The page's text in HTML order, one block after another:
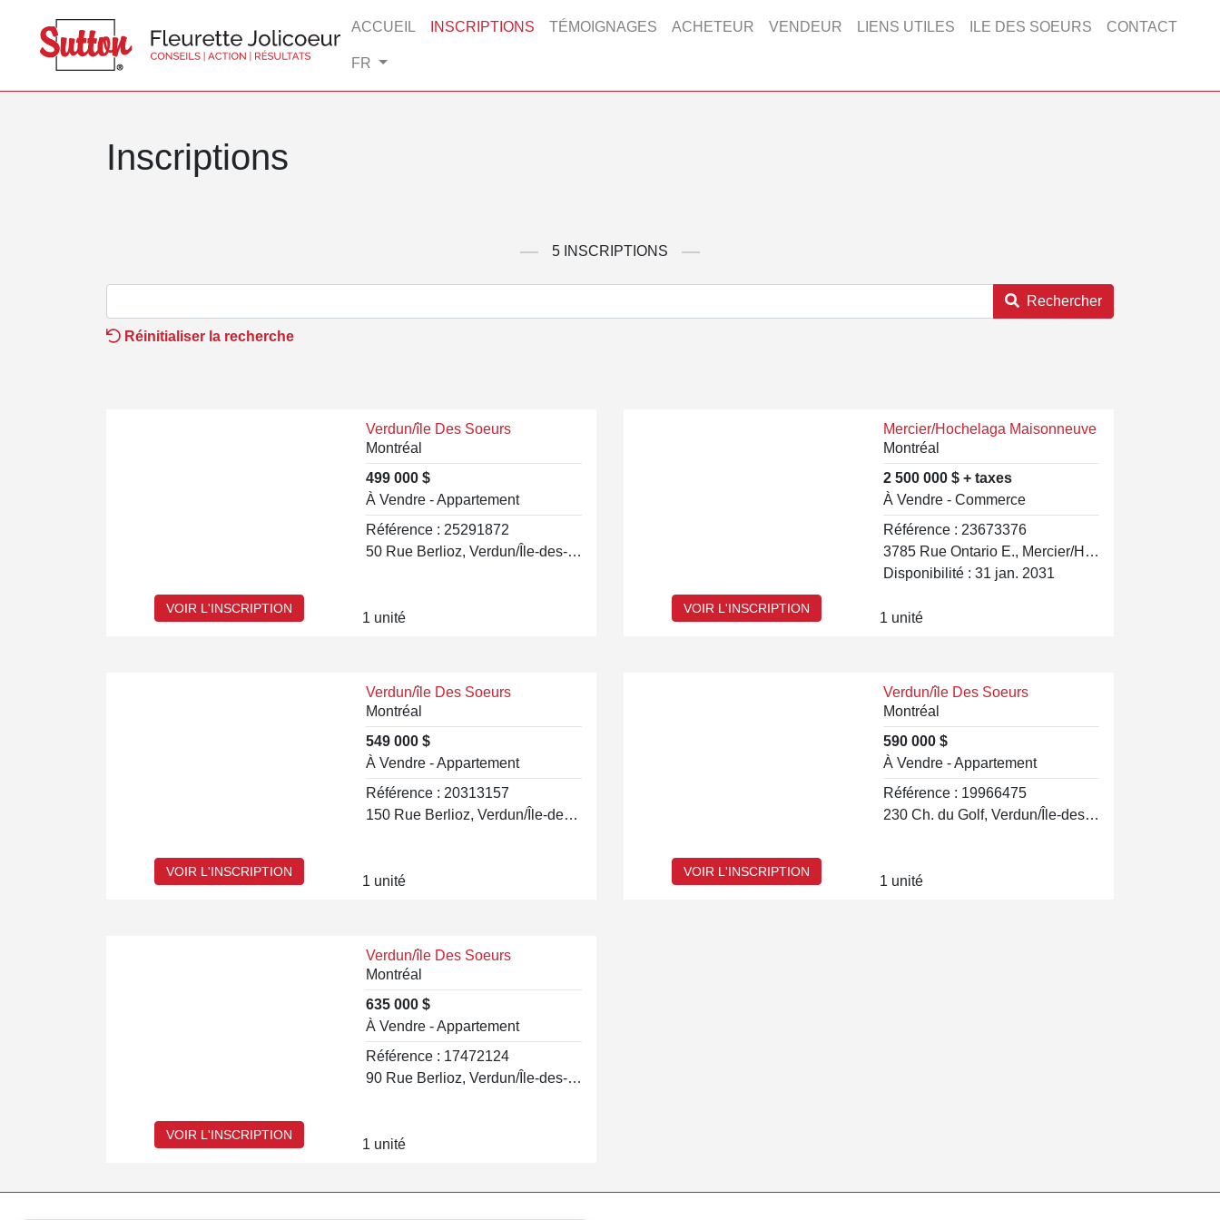
ACCUEIL INSCRIPTIONS TÉMOIGNAGES ACHETEUR VENDEUR LIENS UTILES ILE DES SOEURS CONTACT
FR
Inscriptions
5 INSCRIPTIONS
Rechercher
Réinitialiser la recherche
VOIR L'INSCRIPTION
Verdun/île Des Soeurs
Montréal
499 000 $
À Vendre - Appartement
Référence : 25291872
50 Rue Berlioz, Verdun/Île-des-Soeurs
1 unité
VOIR L'INSCRIPTION
Mercier/Hochelaga Maisonneuve
Montréal
2 500 000 $ + taxes
À Vendre - Commerce
Référence : 23673376
3785 Rue Ontario E., Mercier/Hochelaga-Maisonneuve
Disponibilité : 31 jan. 2031
1 unité
VOIR L'INSCRIPTION
Verdun/île Des Soeurs
Montréal
549 000 $
À Vendre - Appartement
Référence : 20313157
150 Rue Berlioz, Verdun/Île-des-Soeurs
1 unité
VOIR L'INSCRIPTION
Verdun/île Des Soeurs
Montréal
590 000 $
À Vendre - Appartement
Référence : 19966475
230 Ch. du Golf, Verdun/Île-des-Soeurs
1 unité
VOIR L'INSCRIPTION
Verdun/île Des Soeurs
Montréal
635 000 $
À Vendre - Appartement
Référence : 17472124
90 Rue Berlioz, Verdun/Île-des-Soeurs
1 unité